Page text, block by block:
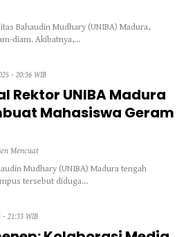
Bahaudin Mudhary (UNIBA) Madura,
diam. Akibatnya,…
- 20:36 WIB
Rektor UNIBA Madura
Mahasiswa Geram
Mencuat
Mudhary (UNIBA) Madura tengah
tersebut diduga…
21:33 WIB